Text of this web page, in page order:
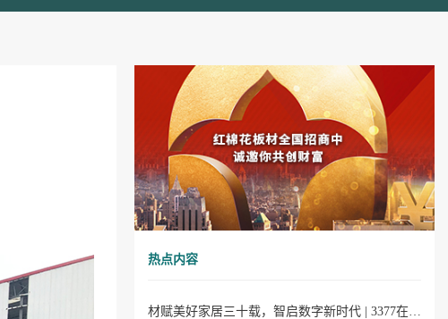
热点内容
材赋美好家居三十载，智启数字新时代 | 3377在线30周年庆典圆满成功！